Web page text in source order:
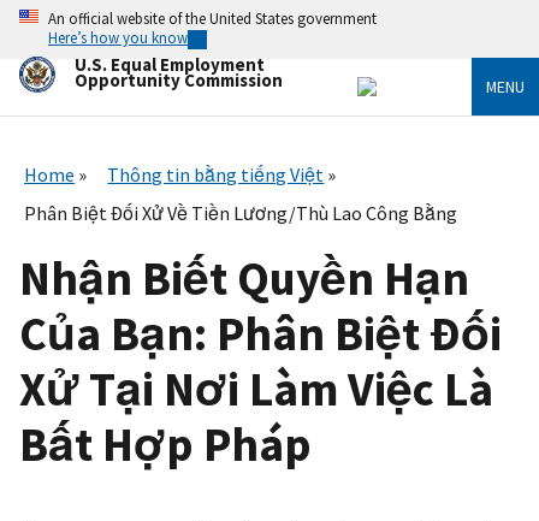
Skip
main
content
An official website of the United States government
Here’s how you know
U.S. Equal Employment
Opportunity Commission MENU
Home
Thông tin bằng tiếng Việt
Phân Biệt Đối Xử Về Tiền Lương/Thù Lao Công Bằng
Nhận Biết Quyền Hạn
Của Bạn: Phân Biệt Đối
Xử Tại Nơi Làm Việc Là
Bất Hợp Pháp